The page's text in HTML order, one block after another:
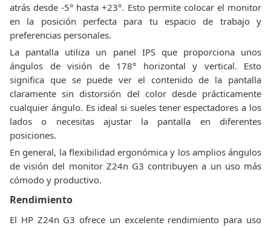
atrás desde -5° hasta +23°. Esto permite colocar el monitor
en la posición perfecta para tu espacio de trabajo y
preferencias personales.
La pantalla utiliza un panel IPS que proporciona unos
ángulos de visión de 178° horizontal y vertical. Esto
significa que se puede ver el contenido de la pantalla
claramente sin distorsión del color desde prácticamente
cualquier ángulo. Es ideal si sueles tener espectadores a los
lados o necesitas ajustar la pantalla en diferentes
posiciones.
En general, la flexibilidad ergonómica y los amplios ángulos
de visión del monitor Z24n G3 contribuyen a un uso más
cómodo y productivo.
Rendimiento
El HP Z24n G3 ofrece un excelente rendimiento para uso